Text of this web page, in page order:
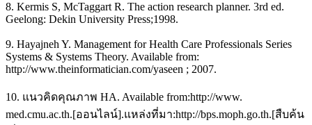
8. Kermis S, McTaggart R. The action research planner. 3rd ed.
Geelong: Dekin University Press;1998.
9. Hayajneh Y. Management for Health Care Professionals Series
Systems & Systems Theory. Available from:
http://www.theinformatician.com/yaseen ; 2007.
10. แนวคิดคุณภาพ HA. Available from:http://www.
med.cmu.ac.th.[ออนไลน์].แหล่งที่มา:http://bps.moph.go.th.[สืบค้น